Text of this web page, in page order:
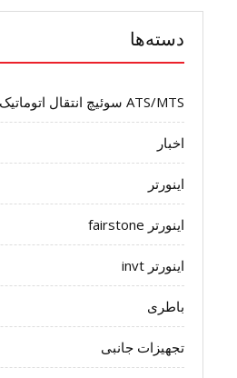
دسته‌ها
ATS/MTS سوئیچ انتقال اتوماتیک
اخبار
اینورتر
اینورتر fairstone
اینورتر invt
باطری
تجهیزات جانبی